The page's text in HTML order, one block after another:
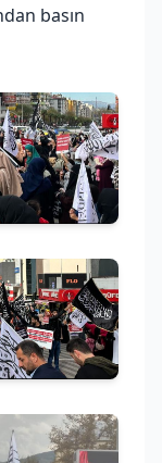
basın